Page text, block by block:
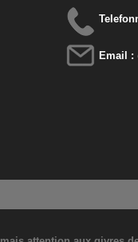
Email :